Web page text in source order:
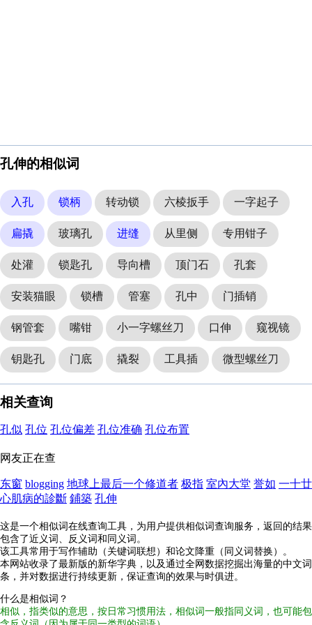
孔伸的相似词
入孔 锁柄 转动锁 六棱扳手 一字起子
扁撬 玻璃孔 进缝 从里侧 专用钳子
处灌 锁匙孔 导向槽 顶门石 孔套
安装猫眼 锁槽 管塞 孔中 门插销
钢管套 嘴钳 小一字螺丝刀 口伸 窥视镜
钥匙孔 门底 撬裂 工具插 微型螺丝刀
相关查询
孔似 孔位 孔位偏差 孔位准确 孔位布置
网友正在查
东窗 blogging 地球上最后一个修道者 极指 室內大堂 誉如 一十廿
心肌病的診斷 鋪築 孔伸
这是一个相似词在线查询工具，为用户提供相似词查询服务，返回的结果
包含了近义词、反义词和同义词。
该工具常用于写作辅助（关键词联想）和论文降重（同义词替换）。
本网站收录了最新版的新华字典，以及通过全网数据挖掘出海量的中文词
条，并对数据进行持续更新，保证查询的效果与时俱进。
什么是相似词？
相似，指类似的意思，按日常习惯用法，相似词一般指同义词，也可能包